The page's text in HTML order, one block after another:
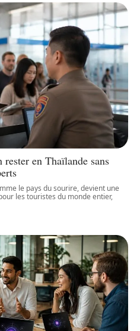
en Thaïlande sans
le pays du sourire, devient une
les touristes du monde entier,